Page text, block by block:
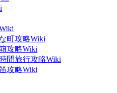
町攻略Wiki
攻略Wiki
間旅行攻略Wiki
攻略Wiki